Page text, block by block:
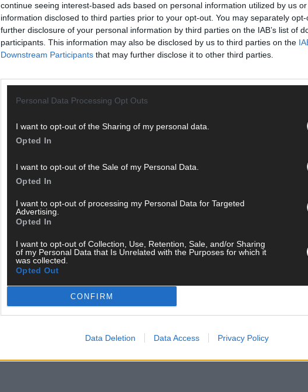
continue seeing interest-based ads based on personal information utilized by us
information disclosed to third parties prior to your opt-out. You may separately
further disclosure of your personal information by third parties on the IAB’s list of
participants. This information may also be disclosed by us to third parties on the
Downstream Participants that may further disclose it to other third parties.
Personal Data Processing Opt Outs
I want to opt-out of the Sharing of my personal data.
Opted In
I want to opt-out of the Sale of my Personal Data.
Opted In
I want to opt-out of processing my Personal Data for Targeted
Advertising.
Opted In
I want to opt-out of Collection, Use, Retention, Sale, and/or Sharing
of my Personal Data that Is Unrelated with the Purposes for which it
was collected.
Opted Out
CONFIRM
Data Deletion Data Access Privacy Policy